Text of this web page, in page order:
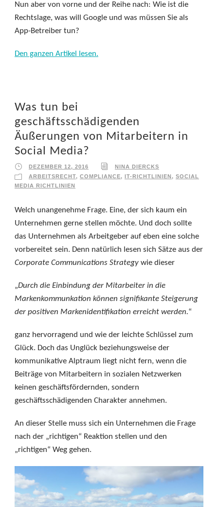
Nun aber von vorne und der Reihe nach: Wie ist die
Rechtslage, was will Google und was müssen Sie als
App-Betreiber tun?
Den ganzen Artikel lesen.
Was tun bei
geschäftsschädigenden
Äußerungen von Mitarbeitern in
Social Media?
DEZEMBER 12, 2016
NINA DIERCKS
ARBEITSRECHT, COMPLIANCE, IT-RICHTLINIEN , SOCIAL
MEDIA RICHTLINIEN
Welch unangenehme Frage. Eine, der sich kaum ein
Unternehmen gerne stellen möchte. Und doch sollte
das Unternehmen als Arbeitgeber auf eben eine solche
vorbereitet sein. Denn natürlich lesen sich Sätze aus der
Corporate Communications Strategy wie dieser
„Durch die Einbindung der Mitarbeiter in die
Markenkommunkation können signifikante Steigerung
der positiven Markenidentifikation erreicht werden.“
ganz hervorragend und wie der leichte Schlüssel zum
Glück. Doch das Unglück beziehungsweise der
kommunikative Alptraum liegt nicht fern, wenn die
Beiträge von Mitarbeitern in sozialen Netzwerken
keinen geschäftsfördernden, sondern
geschäftsschädigenden Charakter annehmen.
An dieser Stelle muss sich ein Unternehmen die Frage
nach der „richtigen“ Reaktion stellen und den
„richtigen“ Weg gehen.